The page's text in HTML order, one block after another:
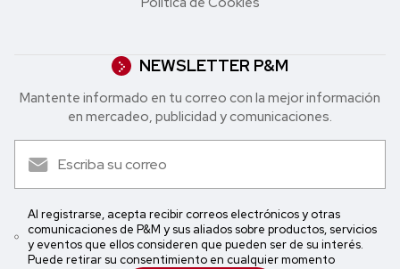
NEWSLETTER P&M
Mantente informado en tu correo con la mejor in formación
en mercadeo, publicidad y comunicaciones.
Al registrarse, acepta recibir correos electrónicos y otras
comunicaciones de P&M y sus aliados sobre productos, servicios
y eventos que ellos consideren que pueden ser de su interés.
Puede retirar su consentimiento en cualquier momento